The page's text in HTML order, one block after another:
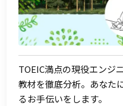
TOEIC満点の現役エンジ
教材を徹底分析。あなた
るお手伝いをします。